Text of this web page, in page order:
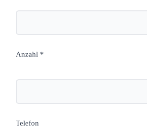
Anzahl *
Telefon